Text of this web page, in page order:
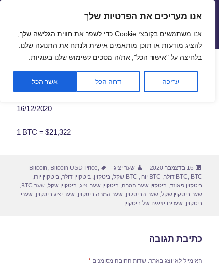
פתח
אנו מעריכים את הפרטיות שלך
אנו משתמשים בקובצי Cookie כדי לשפר את חווית הגלישה שלך,
להציג מודעות או תוכן מותאמים אישית ולנתח את התנועה שלנו.
בלחיצה על "אישור הכל", את/ה מסכים לשימוש שלנו בעוגיות.
עריכה דחה הכל אשר הכל
שערי חליפין יציגים – שער יציג
תפריטים
ווידג'טים
שער ביטקוין לתאריך 16/12/2020
16/12/2020
1 BTC = $21,322
פורסם
בתאריך
16 בדצמבר 2020 מחבר
שער יציג תגיות Bitcoin, Bitcoin USD Price,
BTC, BTC דולר , BTC יורו , BTC שקל ,ביטקוין,ביטקוין דולר,ביטקוין יורו,
ביטקוין פאונד,ביטקוין שער המרה,ביטקוין שער יציג,ביטקוין שקל,שער BTC
,
שער ביטקוין שקל,שער הביטקוין,שער המרה ביטקוין,שער יציג ביטקוין,שערי
ביטקוין,שערים יציגים של ביטקוין
כתיבת תגובה
האימייל לא יוצג באתר. שדות החובה מסומנים*